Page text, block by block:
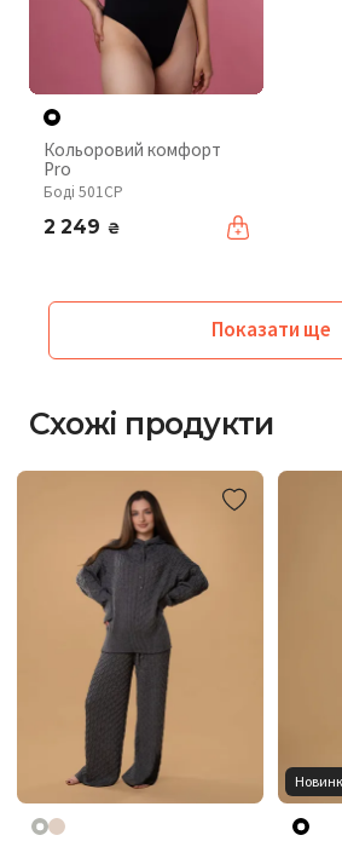
Кольоровий комфорт
Pro
Боді 501CP
2 249 ₴
Показати ще
Схожі продукти